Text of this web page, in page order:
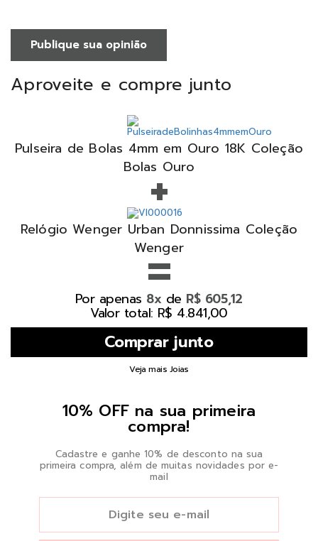
Publique sua opinião
Aproveite e compre junto
Pulseira de Bolas 4mm em Ouro 18K Coleção
Bolas Ouro
+
Relógio Wenger Urban Donnissima Coleção
Wenger
=
Por apenas 8x de R$ 605,12
Valor total: R$ 4.841,00
Veja mais Joias
10% OFF na sua primeira
compra!
Cadastre e ganhe 10% de desconto na sua
primeira compra, além de muitas novidades por e-
mail